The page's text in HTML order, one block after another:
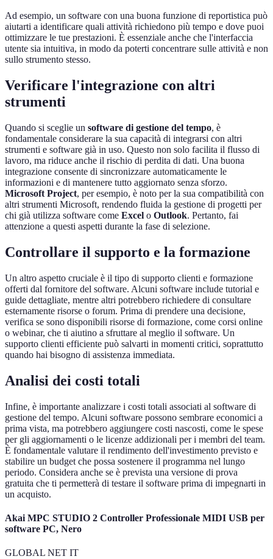
Ad esempio, un software con una buona funzione di reportistica può
aiutarti a identificare quali attività richiedono più tempo e dove puoi
ottimizzare le tue prestazioni. È essenziale anche che l'interfaccia
utente sia intuitiva, in modo da poterti concentrare sulle attività e non
sullo strumento stesso.
Verificare l'integrazione con altri
strumenti
Quando si sceglie un software di gestione del tempo, è
fondamentale considerare la sua capacità di integrarsi con altri
strumenti e software già in uso. Questo non solo facilita il flusso di
lavoro, ma riduce anche il rischio di perdita di dati. Una buona
integrazione consente di sincronizzare automaticamente le
informazioni e di mantenere tutto aggiornato senza sforzo.
Microsoft Project, per esempio, è noto per la sua compatibilità con
altri strumenti Microsoft, rendendo fluida la gestione di progetti per
chi già utilizza software come Excel o Outlook. Pertanto, fai
attenzione a questi aspetti durante la fase di selezione.
Controllare il supporto e la formazione
Un altro aspetto cruciale è il tipo di supporto clienti e formazione
offerti dal fornitore del software. Alcuni software include tutorial e
guide dettagliate, mentre altri potrebbero richiedere di consultare
esternamente risorse o forum. Prima di prendere una decisione,
verifica se sono disponibili risorse di formazione, come corsi online
o webinar, che ti aiutino a sfruttare al meglio il software. Un
supporto clienti efficiente può salvarti in momenti critici, soprattutto
quando hai bisogno di assistenza immediata.
Analisi dei costi totali
Infine, è importante analizzare i costi totali associati al software di
gestione del tempo. Alcuni software possono sembrare economici a
prima vista, ma potrebbero aggiungere costi nascosti, come le spese
per gli aggiornamenti o le licenze addizionali per i membri del team.
È fondamentale valutare il rendimento dell'investimento previsto e
stabilire un budget che possa sostenere il programma nel lungo
periodo. Considera anche se è prevista una versione di prova
gratuita che ti permetterà di testare il software prima di impegnarti in
un acquisto.
Akai MPC STUDIO 2 Controller Professionale MIDI USB per
software PC, Nero
GLOBAL NET IT